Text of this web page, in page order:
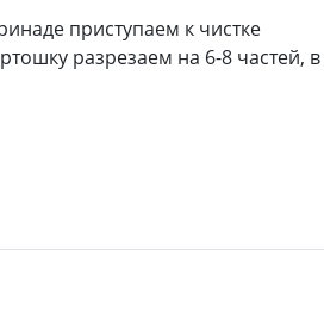
приступаем к чистке
разрезаем на 6-8 частей, в